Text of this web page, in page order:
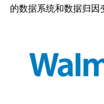
的数据系统和数据归因